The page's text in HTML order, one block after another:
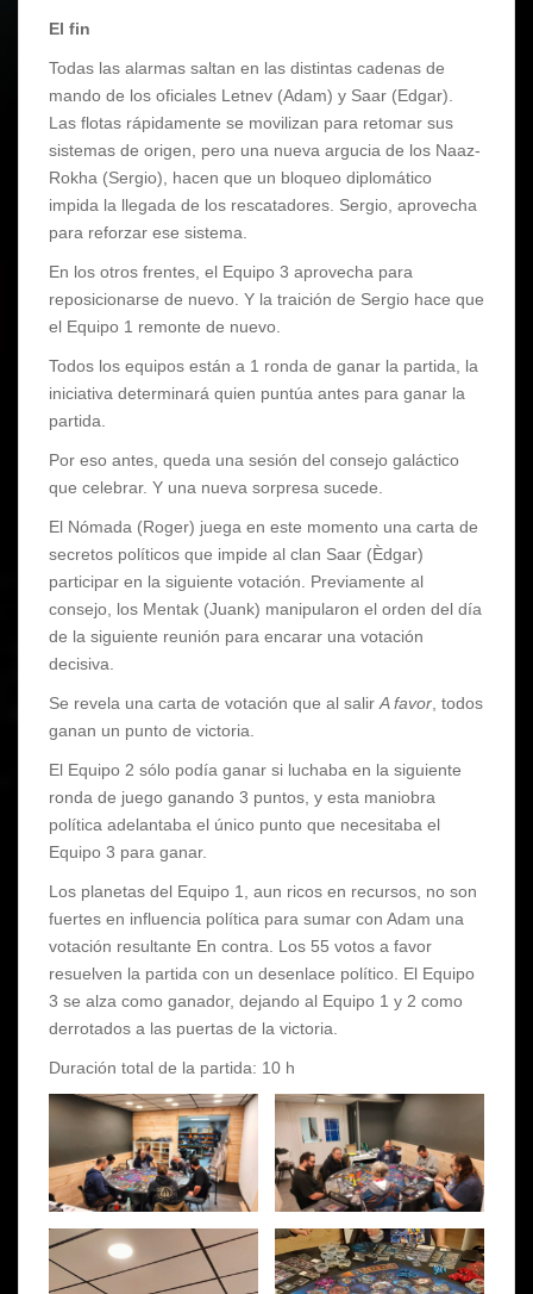
El fin
Todas las alarmas saltan en las distintas cadenas de
mando de los oficiales Letnev (Adam) y Saar (Edgar).
Las flotas rápidamente se movilizan para retomar sus
sistemas de origen, pero una nueva argucia de los Naaz-
Rokha (Sergio), hacen que un bloqueo diplomático
impida la llegada de los rescatadores. Sergio, aprovecha
para reforzar ese sistema.
En los otros frentes, el Equipo 3 aprovecha para
reposicionarse de nuevo. Y la traición de Sergio hace que
el Equipo 1 remonte de nuevo.
Todos los equipos están a 1 ronda de ganar la partida, la
iniciativa determinará quien puntúa antes para ganar la
partida.
Por eso antes, queda una sesión del consejo galáctico
que celebrar. Y una nueva sorpresa sucede.
El Nómada (Roger) juega en este momento una carta de
secretos políticos que impide al clan Saar (Èdgar)
participar en la siguiente votación. Previamente al
consejo, los Mentak (Juank) manipularon el orden del día
de la siguiente reunión para encarar una votación
decisiva.
Se revela una carta de votación que al salir A favor , todos
ganan un punto de victoria.
El Equipo 2 sólo podía ganar si luchaba en la siguiente
ronda de juego ganando 3 puntos, y esta maniobra
política adelantaba el único punto que necesitaba el
Equipo 3 para ganar.
Los planetas del Equipo 1, aun ricos en recursos, no son
fuertes en influencia política para sumar con Adam una
votación resultante En contra. Los 55 votos a favor
resuelven la partida con un desenlace político. El Equipo
3 se alza como ganador, dejando al Equipo 1 y 2 como
derrotados a las puertas de la victoria.
Duración total de la partida: 10 h